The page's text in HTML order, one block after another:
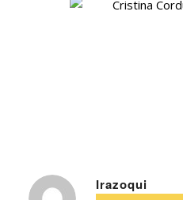
Irazoqui